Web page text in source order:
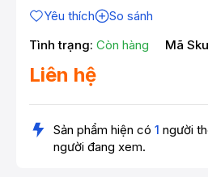
Yêu thích
So sánh
Tình trạng: Còn hàng Mã
Liên hệ
Sản phẩm hiện có 1 người
người đang xem.